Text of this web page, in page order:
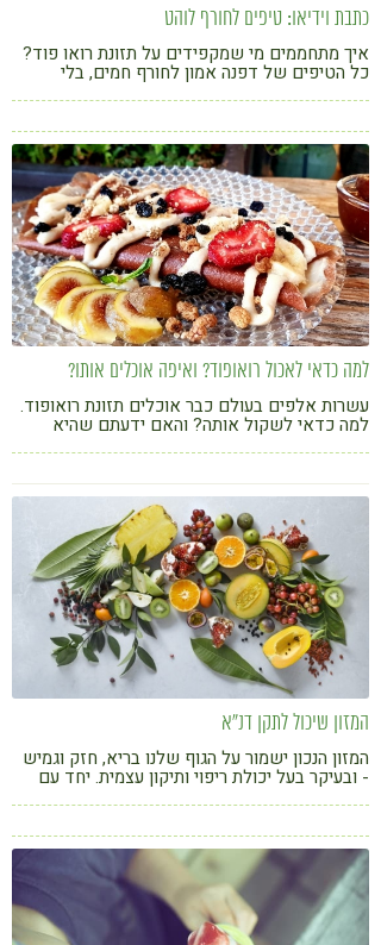
כתבת וידיאו: טיפים לחורף לוהט
איך מתחממים מי שמקפידים על תזונת רואו פוד?
כל הטיפים של דפנה אמון לחורף חמים, בלי
למה כדאי לאכול רואופוד? ואיפה אוכלים אותו?
עשרות אלפים בעולם כבר אוכלים תזונת רואופוד.
למה כדאי לשקול אותה? והאם ידעתם שהיא
המזון שיכול לתקן דנ"א
המזון הנכון ישמור על הגוף שלנו בריא, חזק וגמיש
- ובעיקר בעל יכולת ריפוי ותיקון עצמית. יחד עם
זאת לא כל אחד יכול לאכול 100% מזון חי